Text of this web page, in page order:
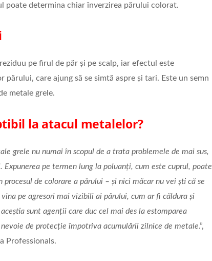
poate determina chiar înverzirea părului colorat.
pe firul de păr și pe scalp, iar efectul este
părului, care ajung să se simtă aspre și tari. Este un semn
metale grele.
la atacul metalelor?
grele nu numai în scopul de a trata problemele de mai sus,
Expunerea pe termen lung la poluanți, cum este cuprul, poate
de colorare a părului – și nici măcar nu vei ști că se
pe agresori mai vizibili ai părului, cum ar fi căldura și
sunt agenții care duc cel mai des la estomparea
de protecție împotriva acumulării zilnice de metale.”,
Professionals.